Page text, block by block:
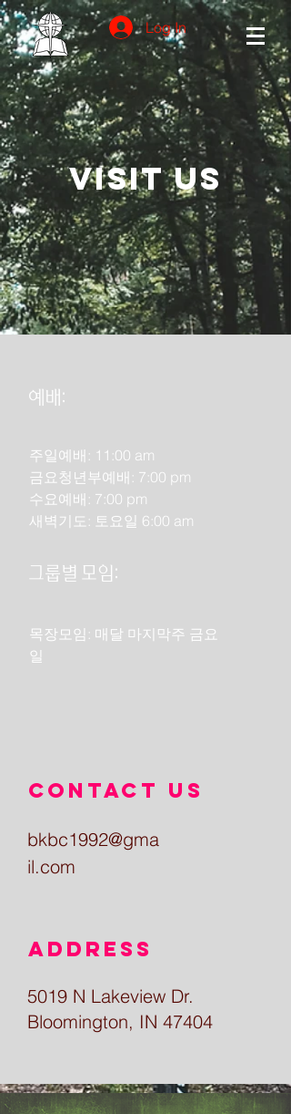
Log In
Visit us
예배:
주일예배: 11:00 am
금요청년부예배: 7:00 pm
수요예배: 7:00 pm
​새벽기도: 토요일 6:00 am
그룹별 모임:
목장모임: 매달 마지막주 금요
일
Contact us
bkbc1992@gma
il.com
Address
5019 N Lakeview Dr.
Bloomington, IN 47404